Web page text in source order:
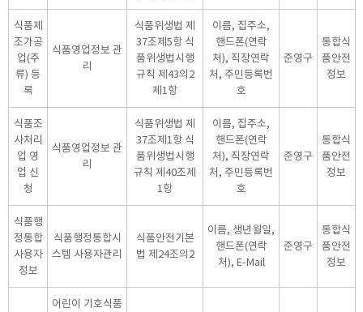
식품제
조가공
업(주
류) 등
록
식품영업정보 관
리
식품위생법 제
37조제5항 식
품위생법시행
규칙 제43의2
제1항
이름, 집주소,
핸드폰(연락
처), 직장연락
처, 주민등록번
호
준영구
통합식
품안전
정보
식품조
사처리
업 영
업 신
청
식품영업정보 관
리
식품위생법 제
37조제1항 식
품위생법시행
규칙 제40조제
1항
이름, 집주소,
핸드폰(연락
처), 직장연락
처, 주민등록번
호
준영구
통합식
품안전
정보
식품행
정통합
사용자
정보
식품행정통합시
스템 사용자관리
식품안전기본
법 제24조의2
이름, 생년월일,
핸드폰(연락
처), E-Mail
준영구
통합식
품안전
정보
어린이 기호식품